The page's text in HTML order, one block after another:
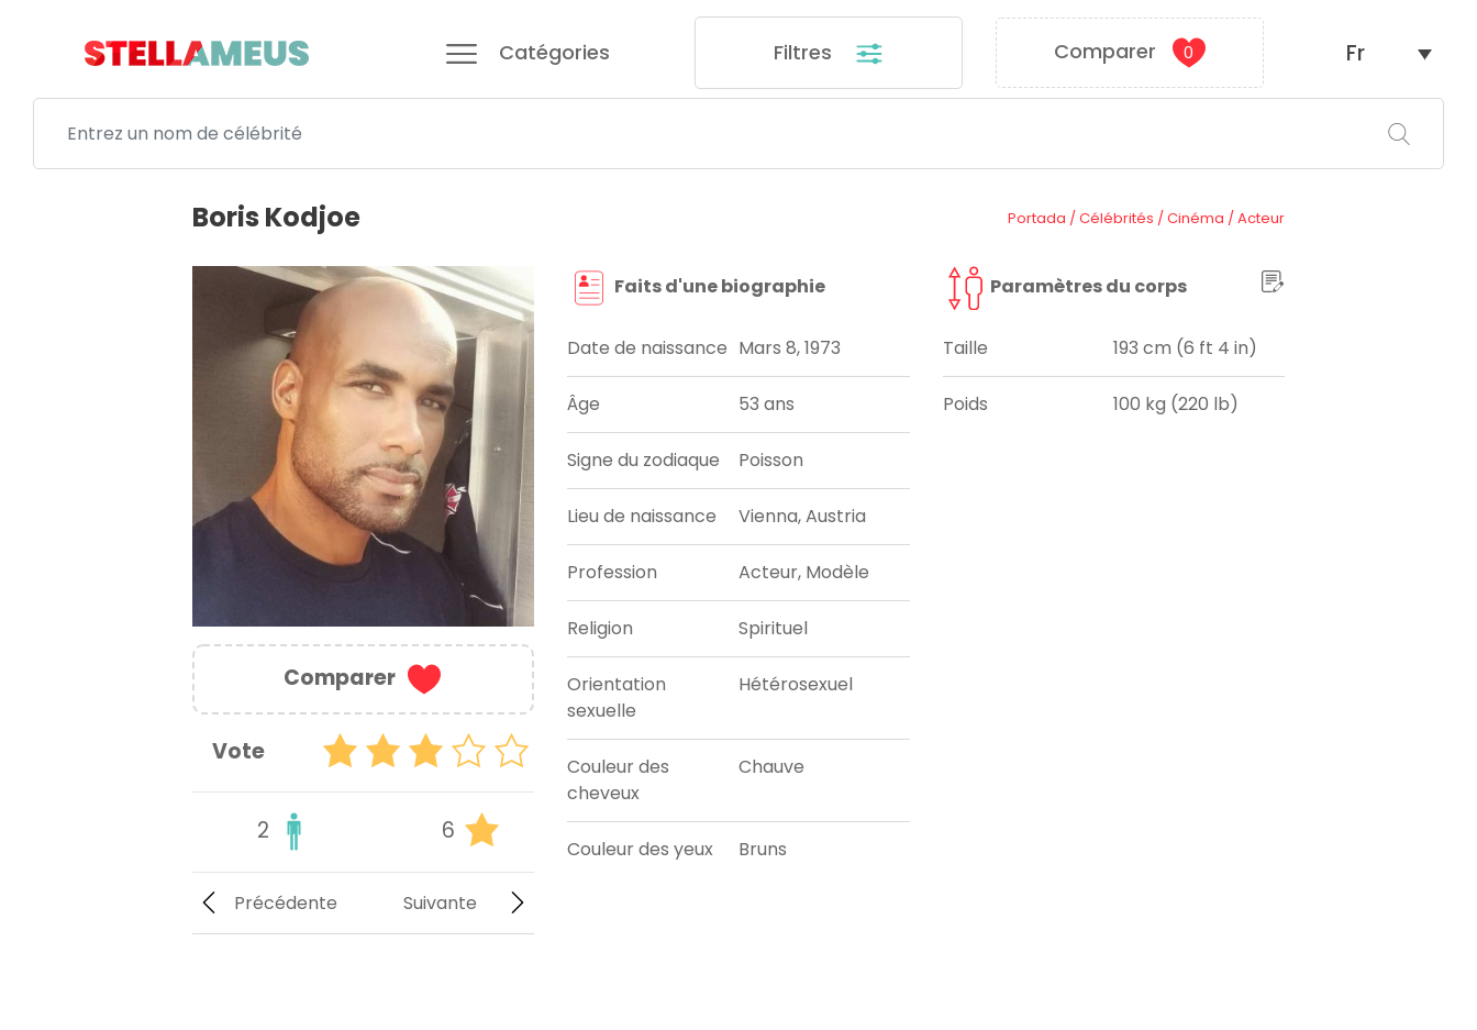
Catégories Filtres Comparer 0 Fr
Boris Kodjoe Portada /Célébrités /Cinéma /Acteur
Comparer
Vote
2 6
Suivante
Précédente
Faits d'une biographie
Date de naissance Mars 8, 1973
Âge 53 ans
Signe du zodiaque Poisson
Lieu de naissance Vienna, Austria
Profession Acteur, Modèle
Religion Spirituel
Orientation
sexuelle
Hétérosexuel
Couleur des
cheveux
Chauve
Couleur des yeux Bruns
Paramètres du corps
Taille 193 cm (6 ft 4 in)
Poids 100 kg (220 lb)